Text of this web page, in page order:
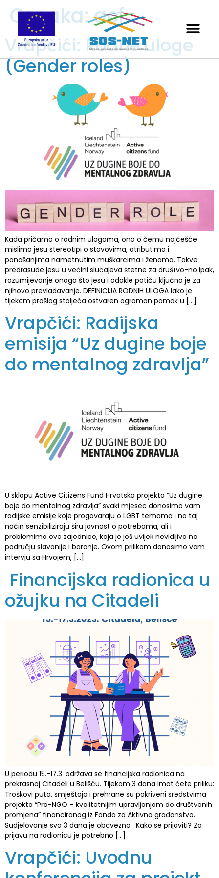
Oznaka:acf
Vrapčići: Rodne uloge
(Gender roles)
Kada pričamo o rodnim ulogama, ono o čemu najčešće
mislimo jesu stereotipi o stavovima, atributima i
ponašanjima nametnutim muškarcima i ženama. Takve
predrasude jesu u većini slučajeva štetne za društvo-no ipak,
razumijevanje onoga što jesu i odakle potiču ključno je za
njihovo prevladavanje. DEFINICIJA RODNIH ULOGA Iako je
tijekom prošlog stoljeća ostvaren ogroman pomak u […]
Vrapčići: Radijska
emisija “Uz dugine boje
do mentalnog zdravlja”
U sklopu Active Citizens Fund Hrvatska projekta “Uz dugine
boje do mentalnog zdravlja” svaki mjesec donosimo vam
radijske emisije koje progovaraju o LGBT temama i na taj
način senzibiliziraju širu javnost o potrebama, ali i
problemima ove zajednice, koja je još uvijek nevidljiva na
području slavonije i baranje. Ovom prilikom donosimo vam
intervju sa Hrvojem, […]
Financijska radionica u
ožujku na Citadeli
U periodu 15.-17.3. održava se financijska radionica na
prekrasnoj Citadeli u Belišću. Tijekom 3 dana imat ćete priliku:
Troškovi puta, smještaja i prehrane su pokriveni sredstvima
projekta “Pro-NGO – kvalitetnijim upravljanjem do društvenih
promjena” financiranog iz Fonda za Aktivno građanstvo.
Sudjelovanje sva 3 dana je obavezno. Kako se prijaviti? Za
prijavu na radionicu je potrebno […]
Vrapčići: Uvodnu